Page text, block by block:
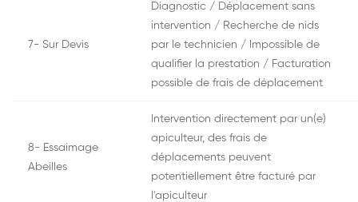
7- Sur Devis
Diagnostic / Déplacement sans
intervention / Recherche de nids
par le technicien / Impossible de
qualifier la prestation / Facturation
possible de frais de déplacement
8- Essaimage
Abeilles
Intervention directement par un(e)
apiculteur, des frais de
déplacements peuvent
potentiellement être facturé par
l'apiculteur